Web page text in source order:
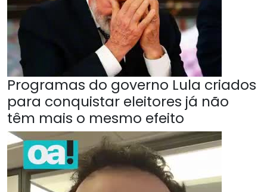
Programas do governo Lula criados
para conquistar eleitores já não
têm mais o mesmo efeito